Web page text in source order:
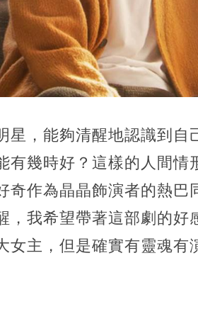
星，能夠清醒地認識到自
有幾時好？這樣的人間情
奇作為晶晶飾演者的熱巴
，我希望帶著這部劇的好
女主，但是確實有靈魂有